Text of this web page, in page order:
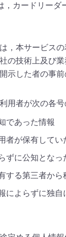
カードリーダ
，本サービス
の技術上及び
示した者の事
者が次の各号
であった情報
者が保有してい
ずに公知となっ
る第三者から
よらずに独自